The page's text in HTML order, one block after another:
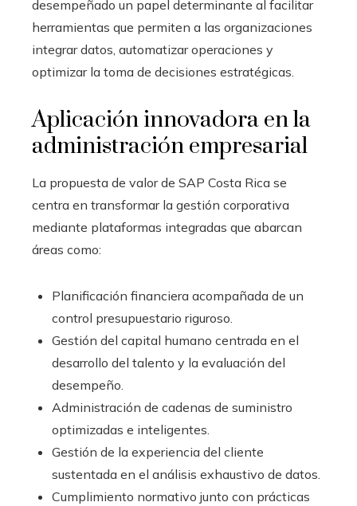
desempeñado un papel determinante al facilitar
herramientas que permiten a las organizaciones
integrar datos, automatizar operaciones y
optimizar la toma de decisiones estratégicas.
Aplicación innovadora en la
administración empresarial
La propuesta de valor de SAP Costa Rica se
centra en transformar la gestión corporativa
mediante plataformas integradas que abarcan
áreas como:
Planificación financiera acompañada de un
control presupuestario riguroso.
Gestión del capital humano centrada en el
desarrollo del talento y la evaluación del
desempeño.
Administración de cadenas de suministro
optimizadas e inteligentes.
Gestión de la experiencia del cliente
sustentada en el análisis exhaustivo de datos.
Cumplimiento normativo junto con prácticas